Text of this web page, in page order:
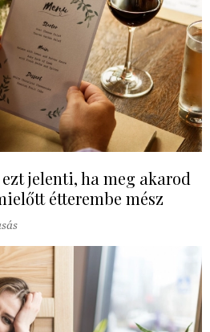
jelenti, ha meg akarod
étterembe mész